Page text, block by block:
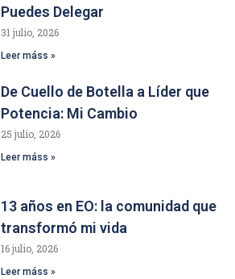
Puedes Delegar
31 julio, 2026
Leer máss »
De Cuello de Botella a Líder que
Potencia: Mi Cambio
25 julio, 2026
Leer máss »
13 años en EO: la comunidad que
transformó mi vida
16 julio, 2026
Leer máss »